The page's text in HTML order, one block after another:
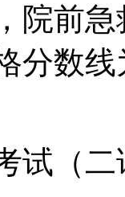
院前
分数
试（